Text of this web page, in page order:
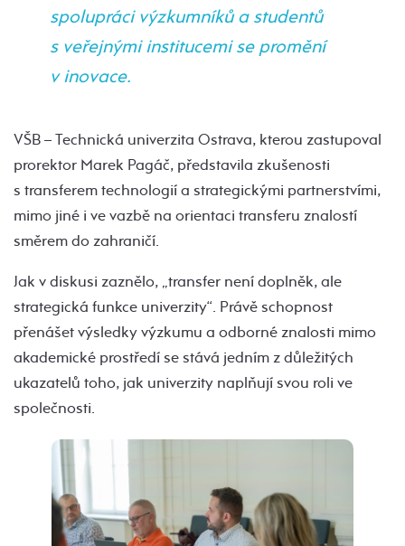
spolupráci výzkumníků a studentů
s veřejnými institucemi se promění
v inovace.
VŠB – Technická univerzita Ostrava, kterou zastupoval
prorektor Marek Pagáč, představila zkušenosti
s transferem technologií a strategickými partnerstvími,
mimo jiné i ve vazbě na orientaci transferu znalostí
směrem do zahraničí.
Jak v diskusi zaznělo, „transfer není doplněk, ale
strategická funkce univerzity“. Právě schopnost
přenášet výsledky výzkumu a odborné znalosti mimo
akademické prostředí se stává jedním z důležitých
ukazatelů toho, jak univerzity naplňují svou roli ve
společnosti.